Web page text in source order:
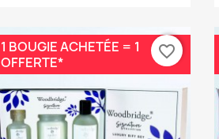
1 BOUGIE ACHETÉE = 1
OFFERTE*
favorite_border